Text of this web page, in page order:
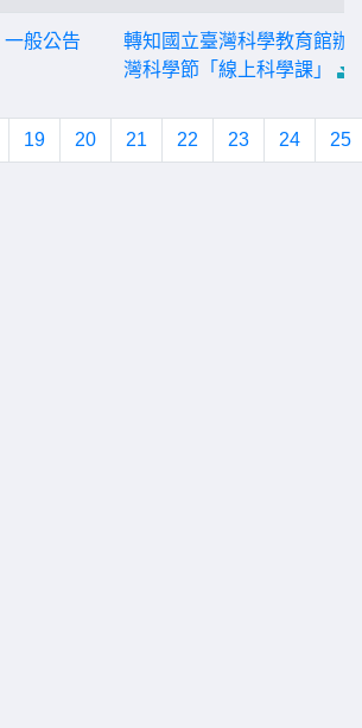
一般公告
轉知國立臺灣科學教育館辦
灣科學節「線上科學課」
19 20 21 22 23 24 25